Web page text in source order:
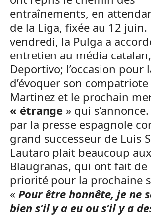
entraînements, en
de la Liga, fixée au 12 juin.
vendredi, la Pulga a
entretien au média
Deportivo; l’occasion pour
d’évoquer son
Martinez et le prochain
« étrange » qui
par la presse espagnole
grand successeur de Luis
Lautaro plait beaucoup aux
Blaugranas, qui ont fait
priorité pour la prochaine
« Pour être honnête, je ne
bien s’il y a eu ou s’il y a